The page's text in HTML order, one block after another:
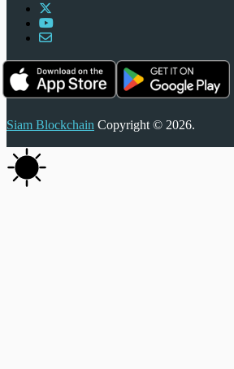
Siam Blockchain Copyright © 2026.